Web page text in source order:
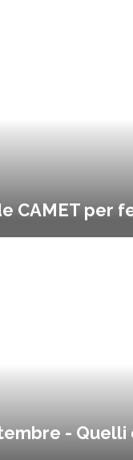
CAMET per
- Quelli